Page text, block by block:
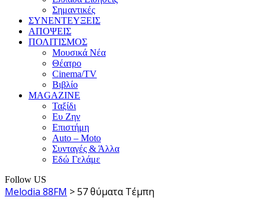
Σημαντικές
ΣΥΝΕΝΤΕΥΞΕΙΣ
ΑΠΟΨΕΙΣ
ΠΟΛΙΤΙΣΜΟΣ
Μουσικά Νέα
Θέατρο
Cinema/TV
Βιβλίο
MAGAZINE
Ταξίδι
Ευ Ζην
Επιστήμη
Auto – Moto
Συνταγές & Άλλα
Εδώ Γελάμε
Follow US
Melodia 88FM >57 θύματα Τέμπη